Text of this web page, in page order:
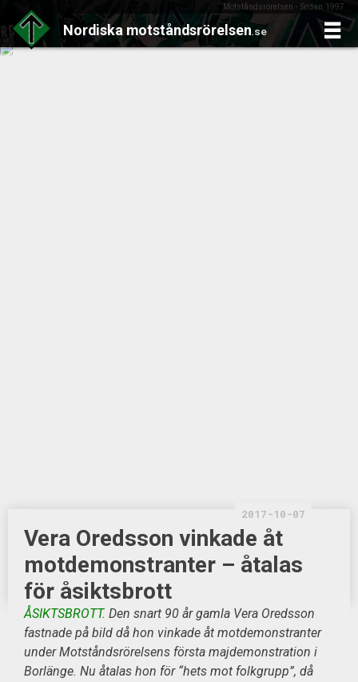
Motståndsrörelsen - Sedan 1997
Nordiska motståndsrörelsen.se
2017-10-07
Vera Oredsson vinkade åt
motdemonstranter – åtalas
för åsiktsbrott
ÅSIKTSBROTT. Den snart 90 år gamla Vera Oredsson
fastnade på bild då hon vinkade åt motdemonstranter
under Motståndsrörelsens första majdemonstration i
Borlänge. Nu åtalas hon för “hets mot folkgrupp”, då